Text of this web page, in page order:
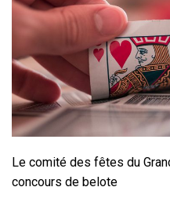
Le comité des fêtes du
concours de belote